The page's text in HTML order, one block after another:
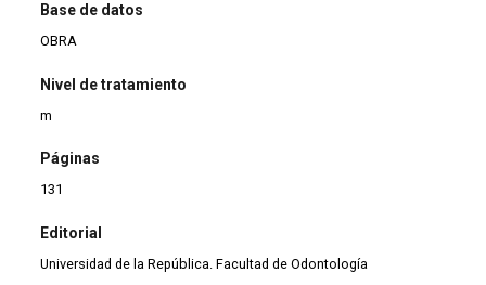
Base de datos
OBRA
Nivel de tratamiento
m
Páginas
131
Editorial
Universidad de la República. Facultad de Odontología